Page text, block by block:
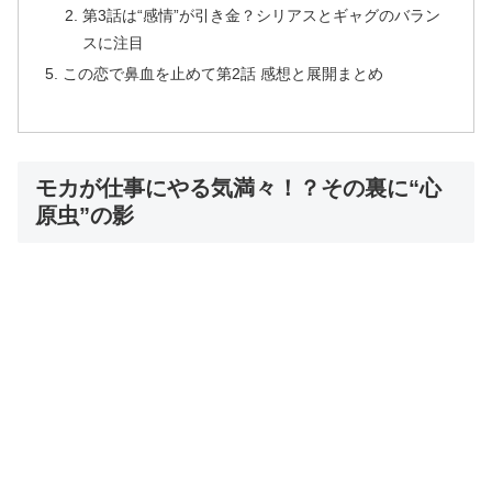
第3話は“感情”が引き金？シリアスとギャグのバラン
スに注目
この恋で鼻血を止めて第2話 感想と展開まとめ
モカが仕事にやる気満々！？その裏に“心
原虫”の影